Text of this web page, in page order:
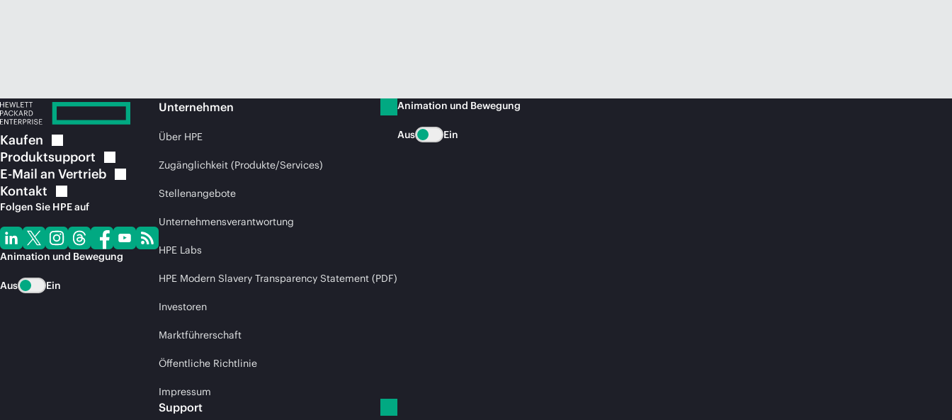
Kaufen
Produktsupport
E-Mail an Vertrieb
Kontakt
Folgen Sie HPE auf
Animation und Bewegung
Aus Ein
Unternehmen
Über HPE
Zugänglichkeit (Produkte/Services)
Stellenangebote
Unternehmensverantwortung
HPE Labs
HPE Modern Slavery Transparency Statement (PDF)
Investoren
Marktführerschaft
Öffentliche Richtlinie
Impressum
Support
Animation und Bewegung
Aus Ein